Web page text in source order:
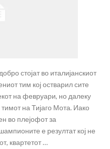
стојат во италијанскиот
тим кој остварил сите
на февруари, но далеку
на Тијаго Мота. Иако
во плејофот за
е резултат кој не
квартетот …